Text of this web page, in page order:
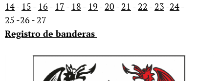
14- 15 - 16 - 17 - 18 - 19 - 20 - 21 - 22 - 23 -24-
25 -26 - 27
Registro de banderas